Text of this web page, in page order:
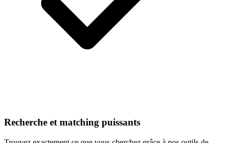
Recherche et matching puissants